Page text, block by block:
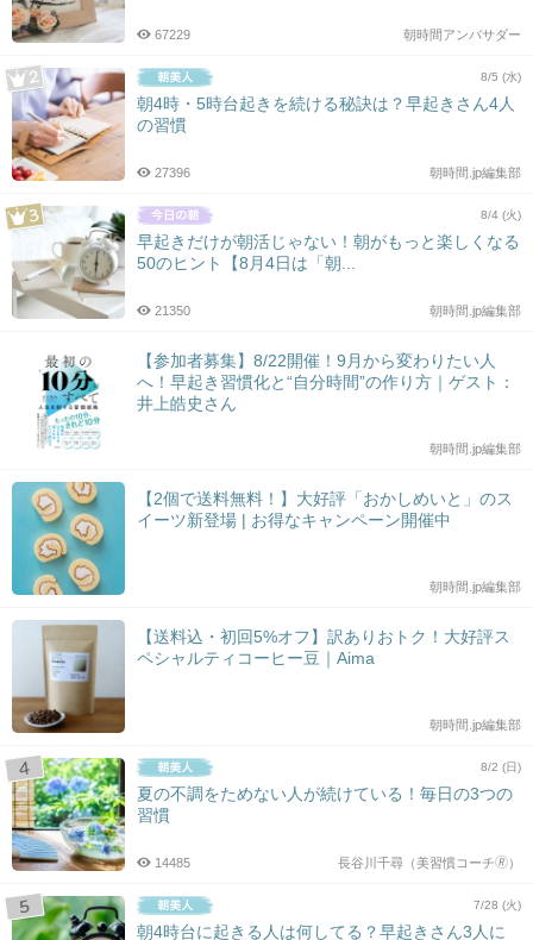
朝時間アンバサダー
67229
8/5 (水)
朝4時・5時台起きを続ける秘訣は？早起きさん4人
の習慣
朝時間.jp編集部
27396
8/4 (火)
早起きだけが朝活じゃない！朝がもっと楽しくなる
50のヒント【8月4日は「朝...
朝時間.jp編集部
21350
【参加者募集】8/22開催！9月から変わりたい人
へ！早起き習慣化と“自分時間”の作り方｜ゲスト：
井上皓史さん
朝時間.jp編集部
【2個で送料無料！】大好評「おかしめいと」のス
イーツ新登場 | お得なキャンペーン開催中
朝時間.jp編集部
【送料込・初回5%オフ】訳ありおトク！大好評ス
ペシャルティコーヒー豆｜Aima
朝時間.jp編集部
8/2 (日)
夏の不調をためない人が続けている！毎日の3つの
習慣
長谷川千尋（美習慣コーチ🄬）
14485
7/28 (火)
朝4時台に起きる人は何してる？早起きさん3人に